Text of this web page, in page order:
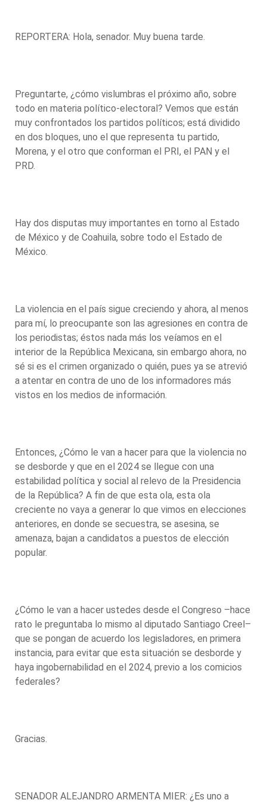
REPORTERA: Hola, senador. Muy buena tarde.
Preguntarte, ¿cómo vislumbras el próximo año, sobre
todo en materia político-electoral? Vemos que están
muy confrontados los partidos políticos; está dividido
en dos bloques, uno el que representa tu partido,
Morena, y el otro que conforman el PRI, el PAN y el
PRD.
Hay dos disputas muy importantes en torno al Estado
de México y de Coahuila, sobre todo el Estado de
México.
La violencia en el país sigue creciendo y ahora, al menos
para mí, lo preocupante son las agresiones en contra de
los periodistas; éstos nada más los veíamos en el
interior de la República Mexicana, sin embargo ahora, no
sé si es el crimen organizado o quién, pues ya se atrevió
a atentar en contra de uno de los informadores más
vistos en los medios de información.
Entonces, ¿Cómo le van a hacer para que la violencia no
se desborde y que en el 2024 se llegue con una
estabilidad política y social al relevo de la Presidencia
de la República? A fin de que esta ola, esta ola
creciente no vaya a generar lo que vimos en elecciones
anteriores, en donde se secuestra, se asesina, se
amenaza, bajan a candidatos a puestos de elección
popular.
¿Cómo le van a hacer ustedes desde el Congreso –hace
rato le preguntaba lo mismo al diputado Santiago Creel–
que se pongan de acuerdo los legisladores, en primera
instancia, para evitar que esta situación se desborde y
haya ingobernabilidad en el 2024, previo a los comicios
federales?
Gracias.
SENADOR ALEJANDRO ARMENTA MIER: ¿Es uno a